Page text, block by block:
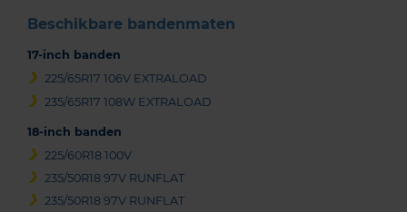
Beschikbare bandenmaten
17-inch banden
225/65R17 106V EXTRALOAD
235/65R17 108W EXTRALOAD
18-inch banden
225/60R18 100V
235/50R18 97V RUNFLAT
235/50R18 97V RUNFLAT